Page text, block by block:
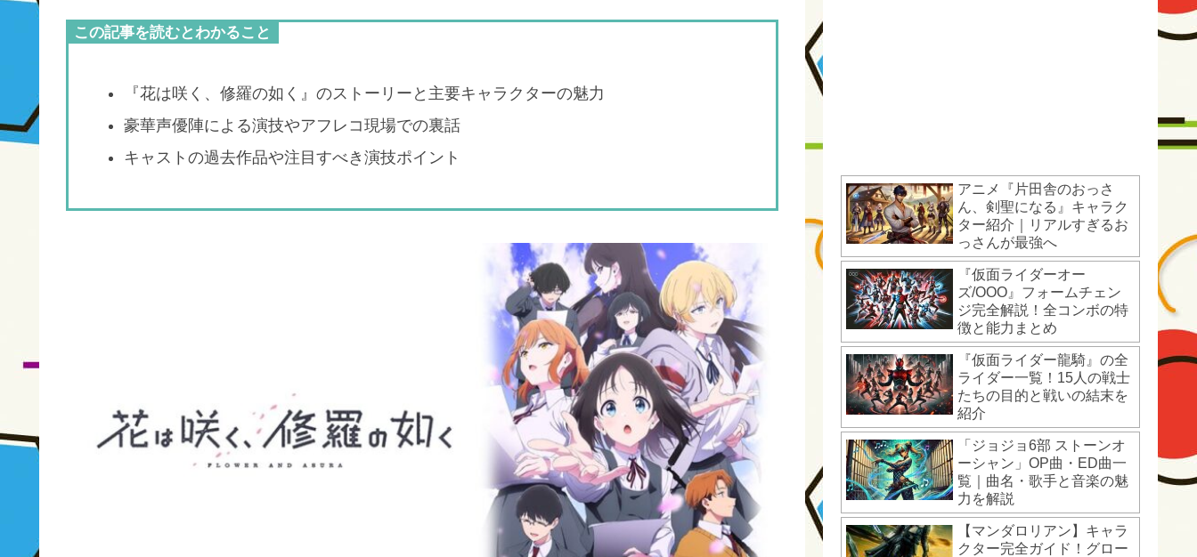
この記事を読むとわかること
『花は咲く、修羅の如く』のストーリーと主要キャラクターの魅力
豪華声優陣による演技やアフレコ現場での裏話
キャストの過去作品や注目すべき演技ポイント
アニメ『片田舎のおっさ
ん、剣聖になる』キャラク
ター紹介｜リアルすぎるお
っさんが最強へ
『仮面ライダーオー
ズ/OOO』フォームチェン
ジ完全解説！全コンボの特
徴と能力まとめ
『仮面ライダー龍騎』の全
ライダー一覧！15人の戦士
たちの目的と戦いの結末を
紹介
「ジョジョ6部 ストーンオ
ーシャン」OP曲・ED曲一
覧｜曲名・歌手と音楽の魅
力を解説
【マンダロリアン】キャラ
クター完全ガイド！グロー